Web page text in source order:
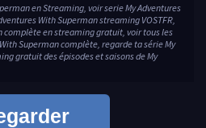
en Streaming, voir serie My Adventures
With Superman streaming VOSTFR,
complète en streaming gratuit, voir tous les
Superman complète, regarde ta série My
gratuit des épisodes et saisons de My